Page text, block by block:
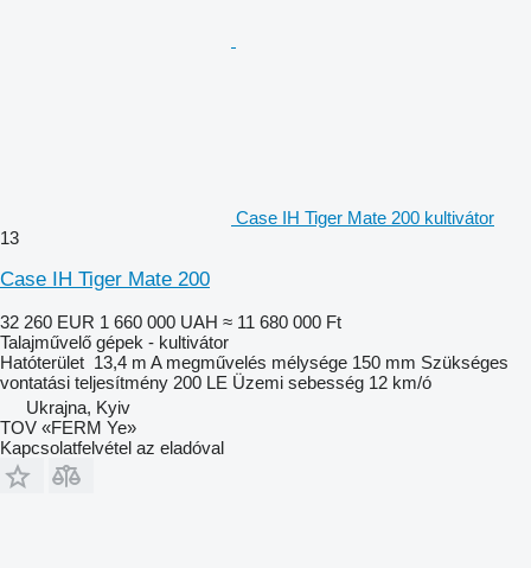
Case IH Tiger Mate 200 kultivátor
13
Case IH Tiger Mate 200
32 260 EUR 1 660 000 UAH ≈ 11 680 000 Ft
Talajművelő gépek - kultivátor
Hatóterület 13,4 m A megművelés mélysége 150 mm Szükséges
vontatási teljesítmény 200 LE Üzemi sebesség 12 km/ó
Ukrajna, Kyiv
TOV «FERM Ye»
Kapcsolatfelvétel az eladóval